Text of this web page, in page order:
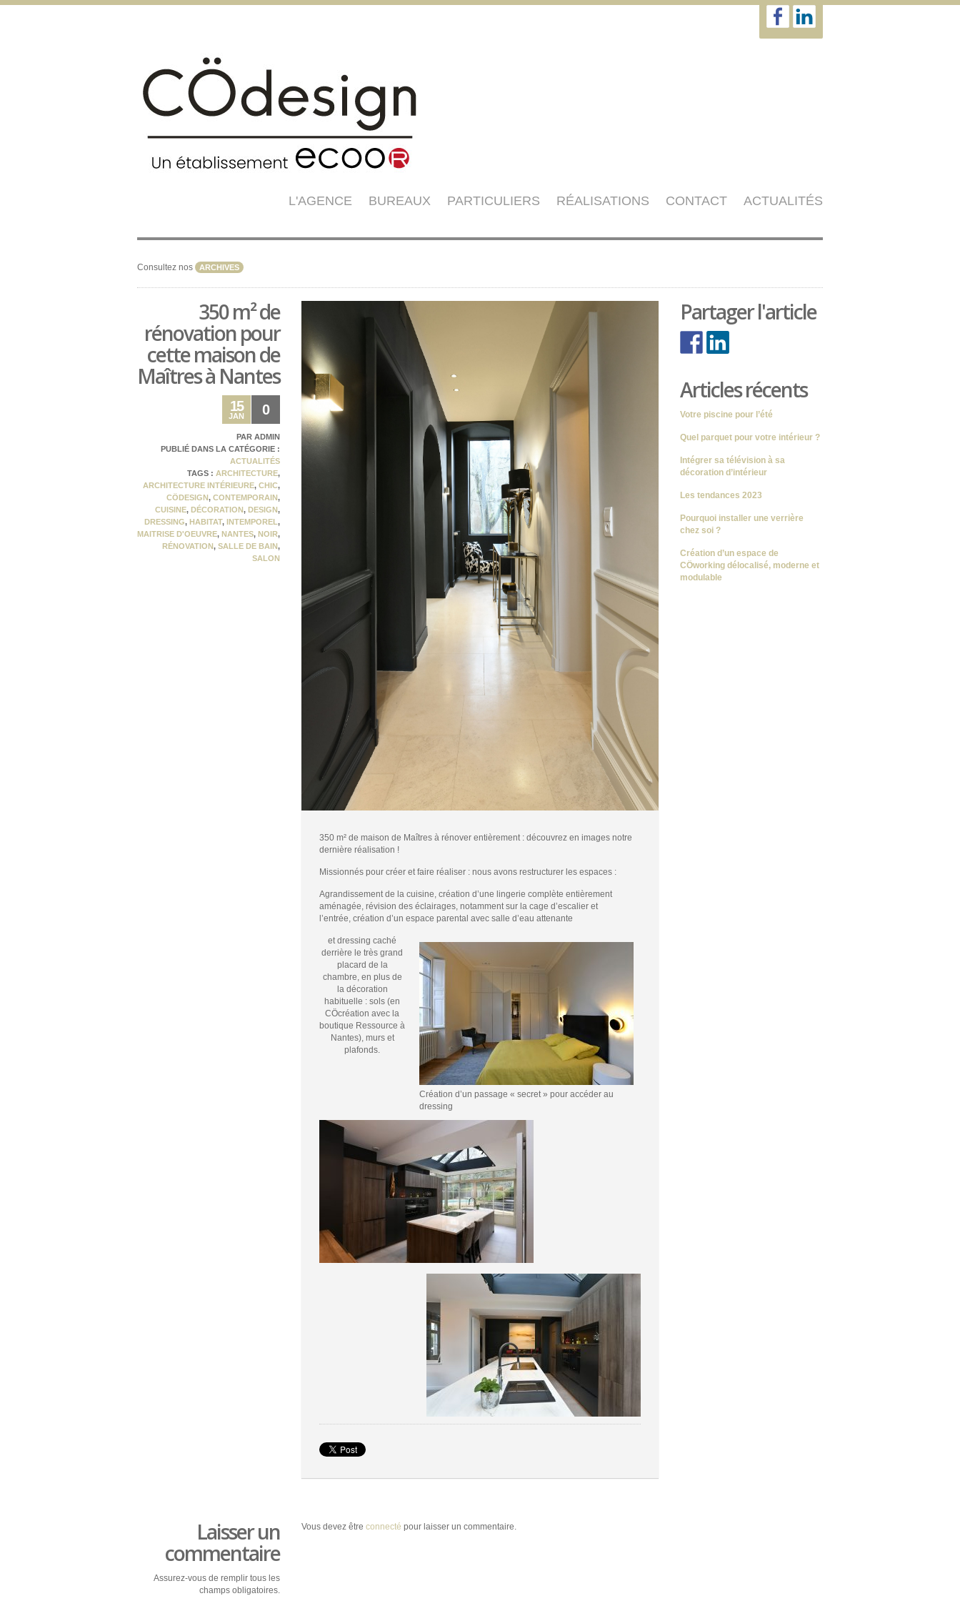
L'AGENCE BUREAUX PARTICULIERS RÉALISATIONS CONTACT ACTUALITÉS
Consultez nos ARCHIVES
350 m² de
rénovation pour
cette maison de
Maîtres à Nantes
0
15
JAN
PAR ADMIN
PUBLIÉ DANS LA CATÉGORIE :
ACTUALITÉS
TAGS : ARCHITECTURE,
ARCHITECTURE INTÉRIEURE, CHIC,
CÖDESIGN, CONTEMPORAIN,
CUISINE, DÉCORATION, DESIGN,
DRESSING, HABITAT, INTEMPOREL ,
MAITRISE D'OEUVRE, NANTES, NOIR,
RÉNOVATION, SALLE DE BAIN,
SALON
350 m² de maison de Maîtres à rénover entièrement : découvrez en images notre
dernière réalisation !
Missionnés pour créer et faire réaliser : nous avons restructurer les espaces :
Agrandissement de la cuisine, création d’une lingerie complète entièrement
aménagée, révision des éclairages, notamment sur la cage d’escalier et
l’entrée, création d’un espace parental avec salle d’eau attenante
Création d’un passage « secret » pour accéder au
dressing
et dressing caché
derrière le très grand
placard de la
chambre, en plus de
la décoration
habituelle : sols (en
CÖcréation avec la
boutique Ressource à
Nantes), murs et
plafonds.
Laisser un
commentaire
Assurez-vous de remplir tous les
champs obligatoires.
Vous devez être connecté pour laisser un commentaire.
Partager l'article
Articles récents
Votre piscine pour l’été
Quel parquet pour votre intérieur ?
Intégrer sa télévision à sa
décoration d’intérieur
Les tendances 2023
Pourquoi installer une verrière
chez soi ?
Création d’un espace de
CÖworking délocalisé, moderne et
modulable